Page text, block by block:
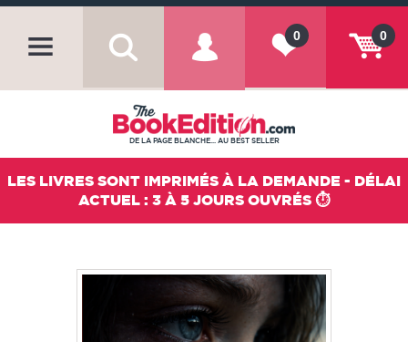
0
0
DE LA PAGE BLANCHE... AU BEST SELLER
LES LIVRES SONT IMPRIMÉS À LA DEMANDE - DÉLAI
ACTUEL : 3 À 5 JOURS OUVRÉS ⏱️